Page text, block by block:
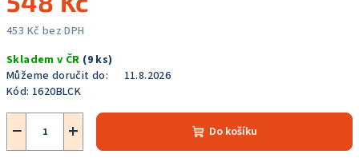
453 Kč bez DPH
cena:
Skladem v ČR (9 ks)
Můžeme doručit do:
11.8.2026
Kód: 1620BLCK
+
− Do košíku